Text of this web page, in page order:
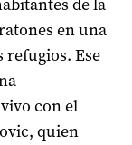
de la
en una
Ese
con el
quien